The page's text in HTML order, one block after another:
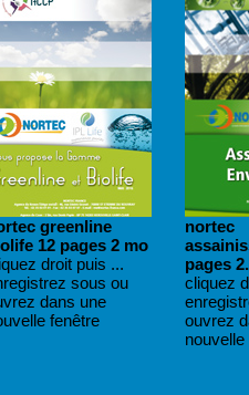
greenline
12 pages 2 mo
droit puis ...
sous ou
dans une
fenêtre
nortec
pages
cliquez
ouvrez